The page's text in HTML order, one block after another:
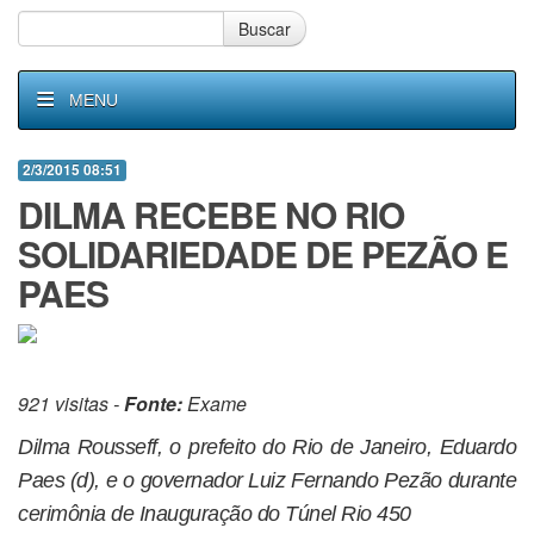
Buscar
MENU
2/3/2015 08:51
DILMA RECEBE NO RIO
SOLIDARIEDADE DE PEZÃO E
PAES
921 visitas -Fonte:Exame
Dilma Rousseff, o prefeito do Rio de Janeiro, Eduardo
Paes (d), e o governador Luiz Fernando Pezão durante
cerimônia de Inauguração do Túnel Rio 450